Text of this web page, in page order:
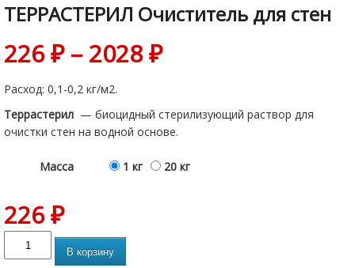
ТЕРРАСТЕРИЛ Очиститель для стен
226₽ – 2028₽
Расход: 0,1-0,2 кг/м2.
Террастерил — биоцидный стерилизующий раствор для
очистки стен на водной основе.
Масса 1 кг 20 кг
226₽
В корзину